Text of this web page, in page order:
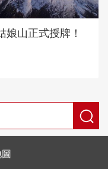
娘山正式授牌！